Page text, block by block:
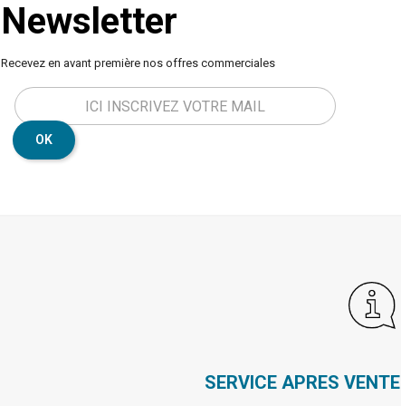
Newsletter
Recevez en avant première nos offres commerciales
OK
SERVICE APRES VENTE